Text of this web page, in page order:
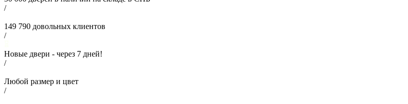
/
149 790 довольных клиентов
/
Новые двери - через 7 дней!
/
Любой размер и цвет
/